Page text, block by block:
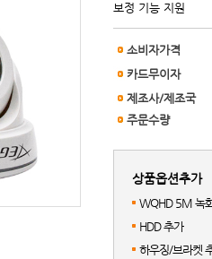
보정 기능 지원
소비자가격
카드무이자
제조사/제조국
주문수량
상품옵션추가
WQHD 5M 녹
HDD 추가
하우징/브라켓